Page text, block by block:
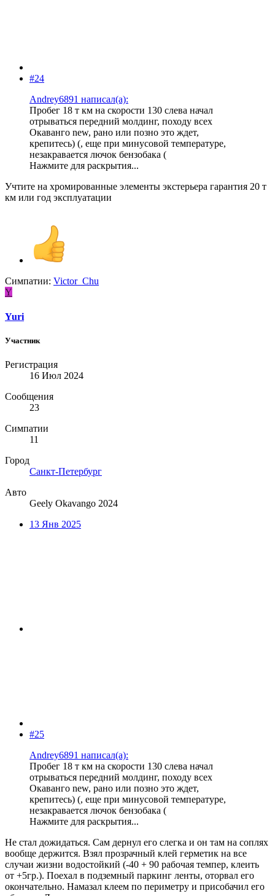
#24
Andrey6891 написал(а):
Пробег 18 т км на скорости 130 слева начал
отрываться передний молдинг, походу всех
Окаванго new, рано или позно это ждет,
крепитесь) (, еще при минусовой температуре,
незакравается лючок бензобака (
Нажмите для раскрытия...
Учтите на хромированные элементы экстерьера гарантия 20 т
км или год эксплуатации
Симпатии: Victor_Chu
Y
Yuri
Участник
Регистрация
16 Июл 2024
Сообщения
23
Симпатии
11
Город
Санкт-Петербург
Авто
Geely Okavango 2024
13 Янв 2025
#25
Andrey6891 написал(а):
Пробег 18 т км на скорости 130 слева начал
отрываться передний молдинг, походу всех
Окаванго new, рано или позно это ждет,
крепитесь) (, еще при минусовой температуре,
незакравается лючок бензобака (
Нажмите для раскрытия...
Не стал дожидаться. Сам дернул его слегка и он там на соплях
вообще держится. Взял прозрачный клей герметик на все
случаи жизни водостойкий (-40 + 90 рабочая темпер, клеить
от +5гр.). Поехал в подземный паркинг ленты, оторвал его
окончательно. Намазал клеем по периметру и присобачил его